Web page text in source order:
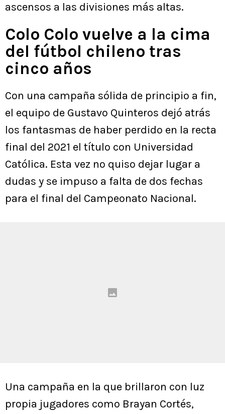
ascensos a las divisiones más altas.
Colo Colo vuelve a la cima
del fútbol chileno tras
cinco años
Con una campaña sólida de principio a fin,
el equipo de Gustavo Quinteros dejó atrás
los fantasmas de haber perdido en la recta
final del 2021 el título con Universidad
Católica. Esta vez no quiso dejar lugar a
dudas y se impuso a falta de dos fechas
para el final del Campeonato Nacional.
Una campaña en la que brillaron con luz
propia jugadores como Brayan Cortés,